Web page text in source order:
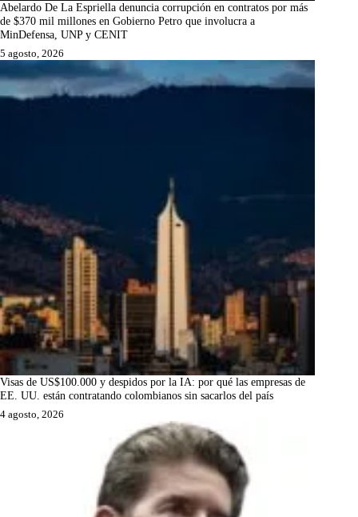
Abelardo De La Espriella denuncia corrupción en contratos por más
de $370 mil millones en Gobierno Petro que involucra a
MinDefensa, UNP y CENIT
5 agosto, 2026
Visas de US$100.000 y despidos por la IA: por qué las empresas de
EE. UU. están contratando colombianos sin sacarlos del país
4 agosto, 2026